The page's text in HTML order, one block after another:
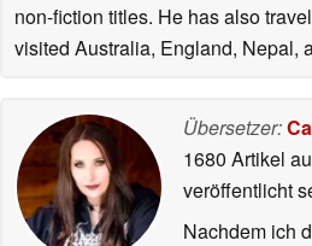
non-fiction titles. He has also
visited Australia, England, Nepal,
Übersetzer:
1680 Artikel
veröffentlicht
Nachdem ich